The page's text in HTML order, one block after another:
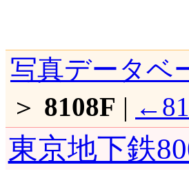
写真データベ
＞ 8108F |
東京地下鉄